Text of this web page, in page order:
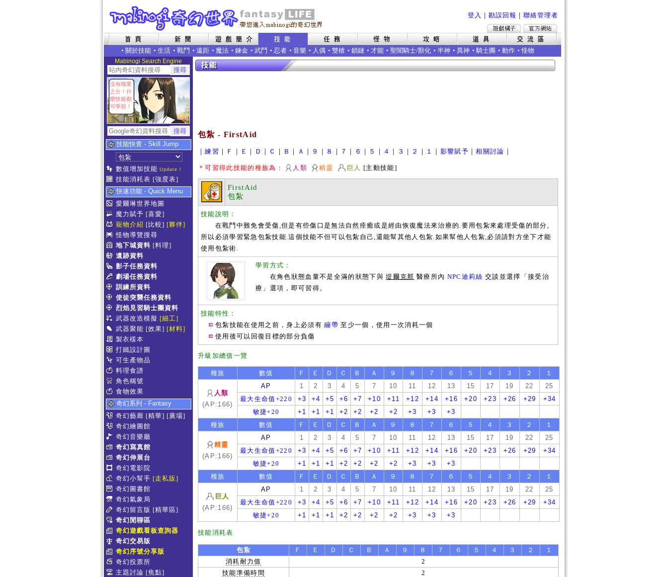
登入 ｜ 勘誤回報 ｜ 聯絡管理者
• 關於技能 • 生活 • 戰鬥 • 遠距 • 魔法 • 鍊金 • 武鬥 • 忍者 • 音樂 • 人偶 • 雙槍 • 鎖鏈 • 才能 • 聖闇騎士/獸化 • 半神 • 異神 • 騎士團 • 動作 • 怪物
Mabinogi Search Engine
沒有職業
之分！什
麼技能都
可學習！
技能快查 - Skill Jump
數值增加技能 Update !
技能消耗表 [強度表]
快速功能 - Quick Menu
愛爾琳世界地圖
魔力賦予 [喜愛]
寵物介紹 [比較] [夥伴]
怪物導覽搜尋
地下城資料 [料理]
遺跡資料
影子任務資料
劇場任務資料
訓練所資料
使徒突襲任務資料
烈焰見習騎士團資料
武器改造模擬 [細工]
武器聚能 [效果] [材料]
製衣樣本
打鐵設計圖
可生產物品
料理食譜
角色稱號
食物效果
奇幻系列 - Fantasy
奇幻藝廊 [精華] [廣場]
奇幻繪圖館
奇幻音樂廳
奇幻寫真館
奇幻伸展台
奇幻電影院
奇幻小幫手 [走私販]
奇幻圖書館
奇幻氣象局
奇幻留言版 [精華區]
奇幻閒聊區
奇幻遊戲看板查詢器
奇幻交易版
奇幻序號分享版
奇幻投票所
主題討論 [焦點]
包紮 - FirstAid
｜練習 ｜ Ｆ ｜ Ｅ ｜ Ｄ ｜ Ｃ ｜ Ｂ ｜ Ａ ｜ ９ ｜ ８ ｜ ７ ｜ ６ ｜ ５ ｜ ４ ｜ ３ ｜ ２ ｜ １ ｜ 影響賦予 ｜相關討論 ｜
＊可習得此技能的種族為： 人類 精靈 巨人 [主動技能]
FirstAid
包紮
技能說明：
在戰鬥中難免會受傷,但是有些傷口是無法自然痊癒或是經由恢復魔法來治療的.要用包紮來處理受傷的部分,
所以必須學習緊急包紮技能.這個技能不但可以包紮自己,還能幫其他人包紮.如果幫他人包紮,必須請對方坐下才能
使用包紮術.
學習方式：
在角色狀態血量不是全滿的狀態下與堤爾克那 醫療所內 NPC迪莉絲 交談並選擇「接受治
療」選項，即可習得。
技能特性：
包紮技能在使用之前，身上必須有繃帶 至少一個，使用一次消耗一個
使用後可以回復目標的部分負傷
升級加總值一覽
種族 數值 Ｆ Ｅ Ｄ Ｃ Ｂ Ａ ９ ８ ７ ６ ５ ４ ３ ２ １
人類
(AP:166)
AP 1 2 3 4 5 7 10 11 12 13 15 17 19 22
25
最大生命值+220
+3 +4 +5 +6 +7 +10 +11 +12 +14 +16 +20 +23 +26 +29
+34
敏捷+20
+1 +1 +1 +2 +2 +2 +2 +3 +3
+3
種族
數值 Ｆ Ｅ Ｄ Ｃ Ｂ Ａ ９ ８ ７ ６ ５ ４ ３ ２ １
精靈
(AP:166)
AP 1 2 3 4 5 7 10 11 12 13 15 17 19 22
25
最大生命值+220
+3 +4 +5 +6 +7 +10 +11 +12 +14 +16 +20 +23 +26 +29
+34
敏捷+20
+1 +1 +1 +2 +2 +2 +2 +3 +3
+3
種族
數值 Ｆ Ｅ Ｄ Ｃ Ｂ Ａ ９ ８ ７ ６ ５ ４ ３ ２ １
巨人
(AP:166)
AP 1 2 3 4 5 7 10 11 12 13 15 17 19 22
25
最大生命值+220
+3 +4 +5 +6 +7 +10 +11 +12 +14 +16 +20 +23 +26 +29
+34
敏捷+20
+1 +1 +1 +2 +2 +2 +2 +3 +3 +3
技能消耗表
包紮 Ｆ Ｅ Ｄ Ｃ Ｂ Ａ ９ ８ ７ ６ ５ ４ ３ ２
１
消耗耐力值
2
技能準備時間
2